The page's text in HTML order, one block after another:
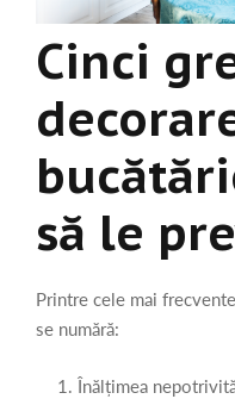
Cinci
să le
Printre cele mai
se numără:
Înălțimea